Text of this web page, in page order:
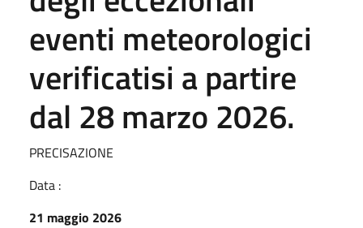
eventi meteorologici
verificatisi a partire
dal 28 marzo 2026.
PRECISAZIONE
Data :
21 maggio 2026